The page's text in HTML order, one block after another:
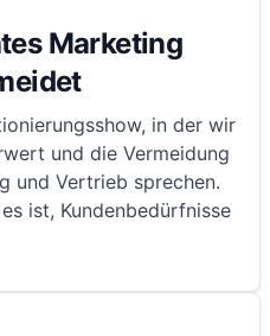
Marketing
in der wir
und die Vermeidung
und Vertrieb sprechen.
ist, Kundenbedürfnisse